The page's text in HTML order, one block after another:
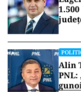
Alin
PNL: